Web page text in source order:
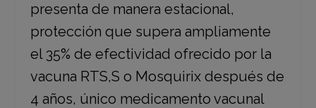
presenta de manera estacional,
protección que supera ampliamente
el 35% de efectividad ofrecido por la
vacuna RTS,S o Mosquirix después de
4 años, único medicamento vacunal